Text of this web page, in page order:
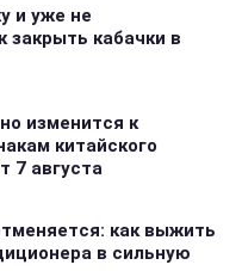
и уже не
закрыть кабачки в
изменится к
китайского
7 августа
как выжить
в сильную